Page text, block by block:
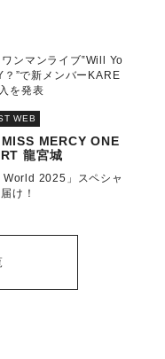
ンマンライブ‟Will Yo
”で新メンバーKARE
を発表
WEB
MISS MERCY ONE
龍宮城
2025」スペシャ
け！